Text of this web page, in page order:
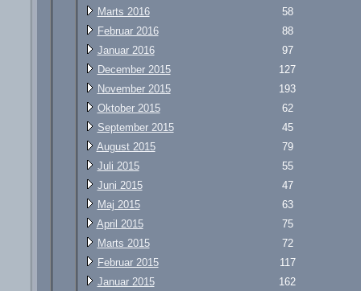
Marts 2016
58
Februar 2016
88
Januar 2016
97
December 2015
127
November 2015
193
Oktober 2015
62
September 2015
45
August 2015
79
Juli 2015
55
Juni 2015
47
Maj 2015
63
April 2015
75
Marts 2015
72
Februar 2015
117
Januar 2015
162